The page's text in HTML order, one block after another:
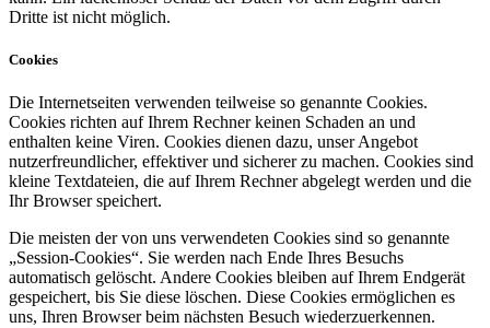
Dritte ist nicht möglich.
Cookies
Die Internetseiten verwenden teilweise so genannte Cookies.
Cookies richten auf Ihrem Rechner keinen Schaden an und
enthalten keine Viren. Cookies dienen dazu, unser Angebot
nutzerfreundlicher, effektiver und sicherer zu machen. Cookies sind
kleine Textdateien, die auf Ihrem Rechner abgelegt werden und die
Ihr Browser speichert.
Die meisten der von uns verwendeten Cookies sind so genannte
„Session-Cookies“. Sie werden nach Ende Ihres Besuchs
automatisch gelöscht. Andere Cookies bleiben auf Ihrem Endgerät
gespeichert, bis Sie diese löschen. Diese Cookies ermöglichen es
uns, Ihren Browser beim nächsten Besuch wiederzuerkennen.